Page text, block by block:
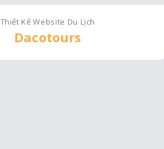
Thiết Kế Website Du Lịch
Dacotours